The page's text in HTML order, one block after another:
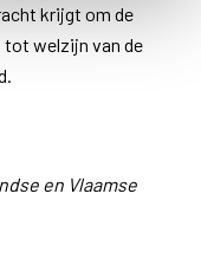
krijgt om de
tot welzijn van de
en Vlaamse